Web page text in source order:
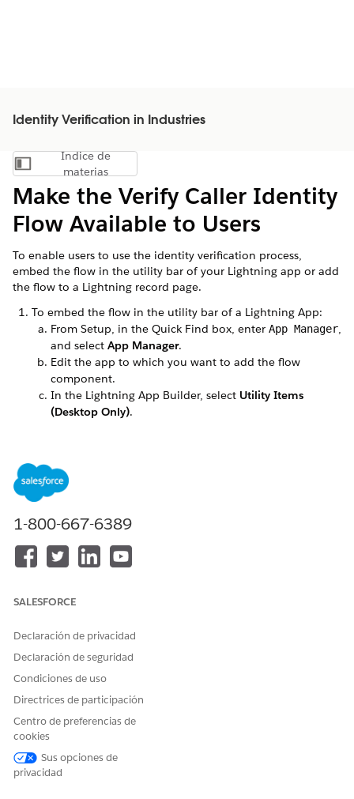
Identity Verification in Industries
Mostrar índice de materias
Índice de
materias
Make the Verify Caller Identity
Flow Available to Users
To enable users to use the identity verification process,
embed the flow in the utility bar of your Lightning app or add
the flow to a Lightning record page.
To embed the flow in the utility bar of a Lightning App:
From Setup, in the Quick Find box, enter App Manager,
and select App Manager.
Edit the app to which you want to add the flow
component.
In the Lightning App Builder, select Utility Items
(Desktop Only).
To add the flow to a Lightning record page:
Add Flow.
1-800-667-6389
SALESFORCE
Declaración de privacidad
Declaración de seguridad
Condiciones de uso
Directrices de participación
Centro de preferencias de
cookies
Sus opciones de
privacidad